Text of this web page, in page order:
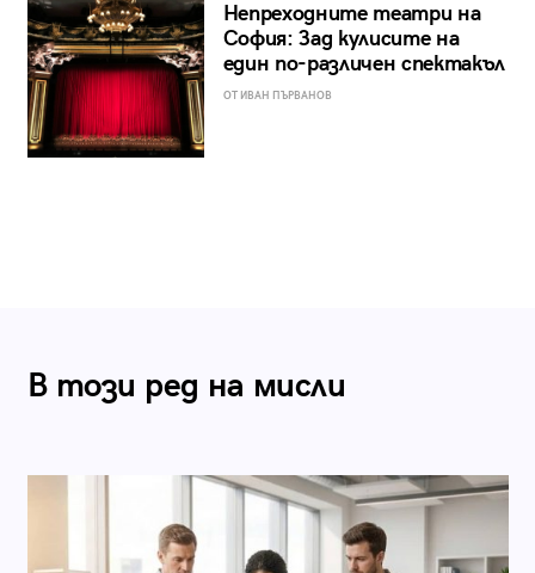
Непреходните театри на
София: Зад кулисите на
един по-различен спектакъл
ОТ ИВАН ПЪРВАНОВ
В този ред на мисли